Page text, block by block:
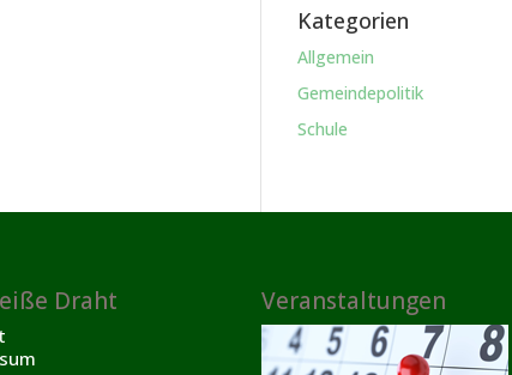
Kategorien
Allgemein
Gemeindepolitik
Schule
Draht Veranstaltungen